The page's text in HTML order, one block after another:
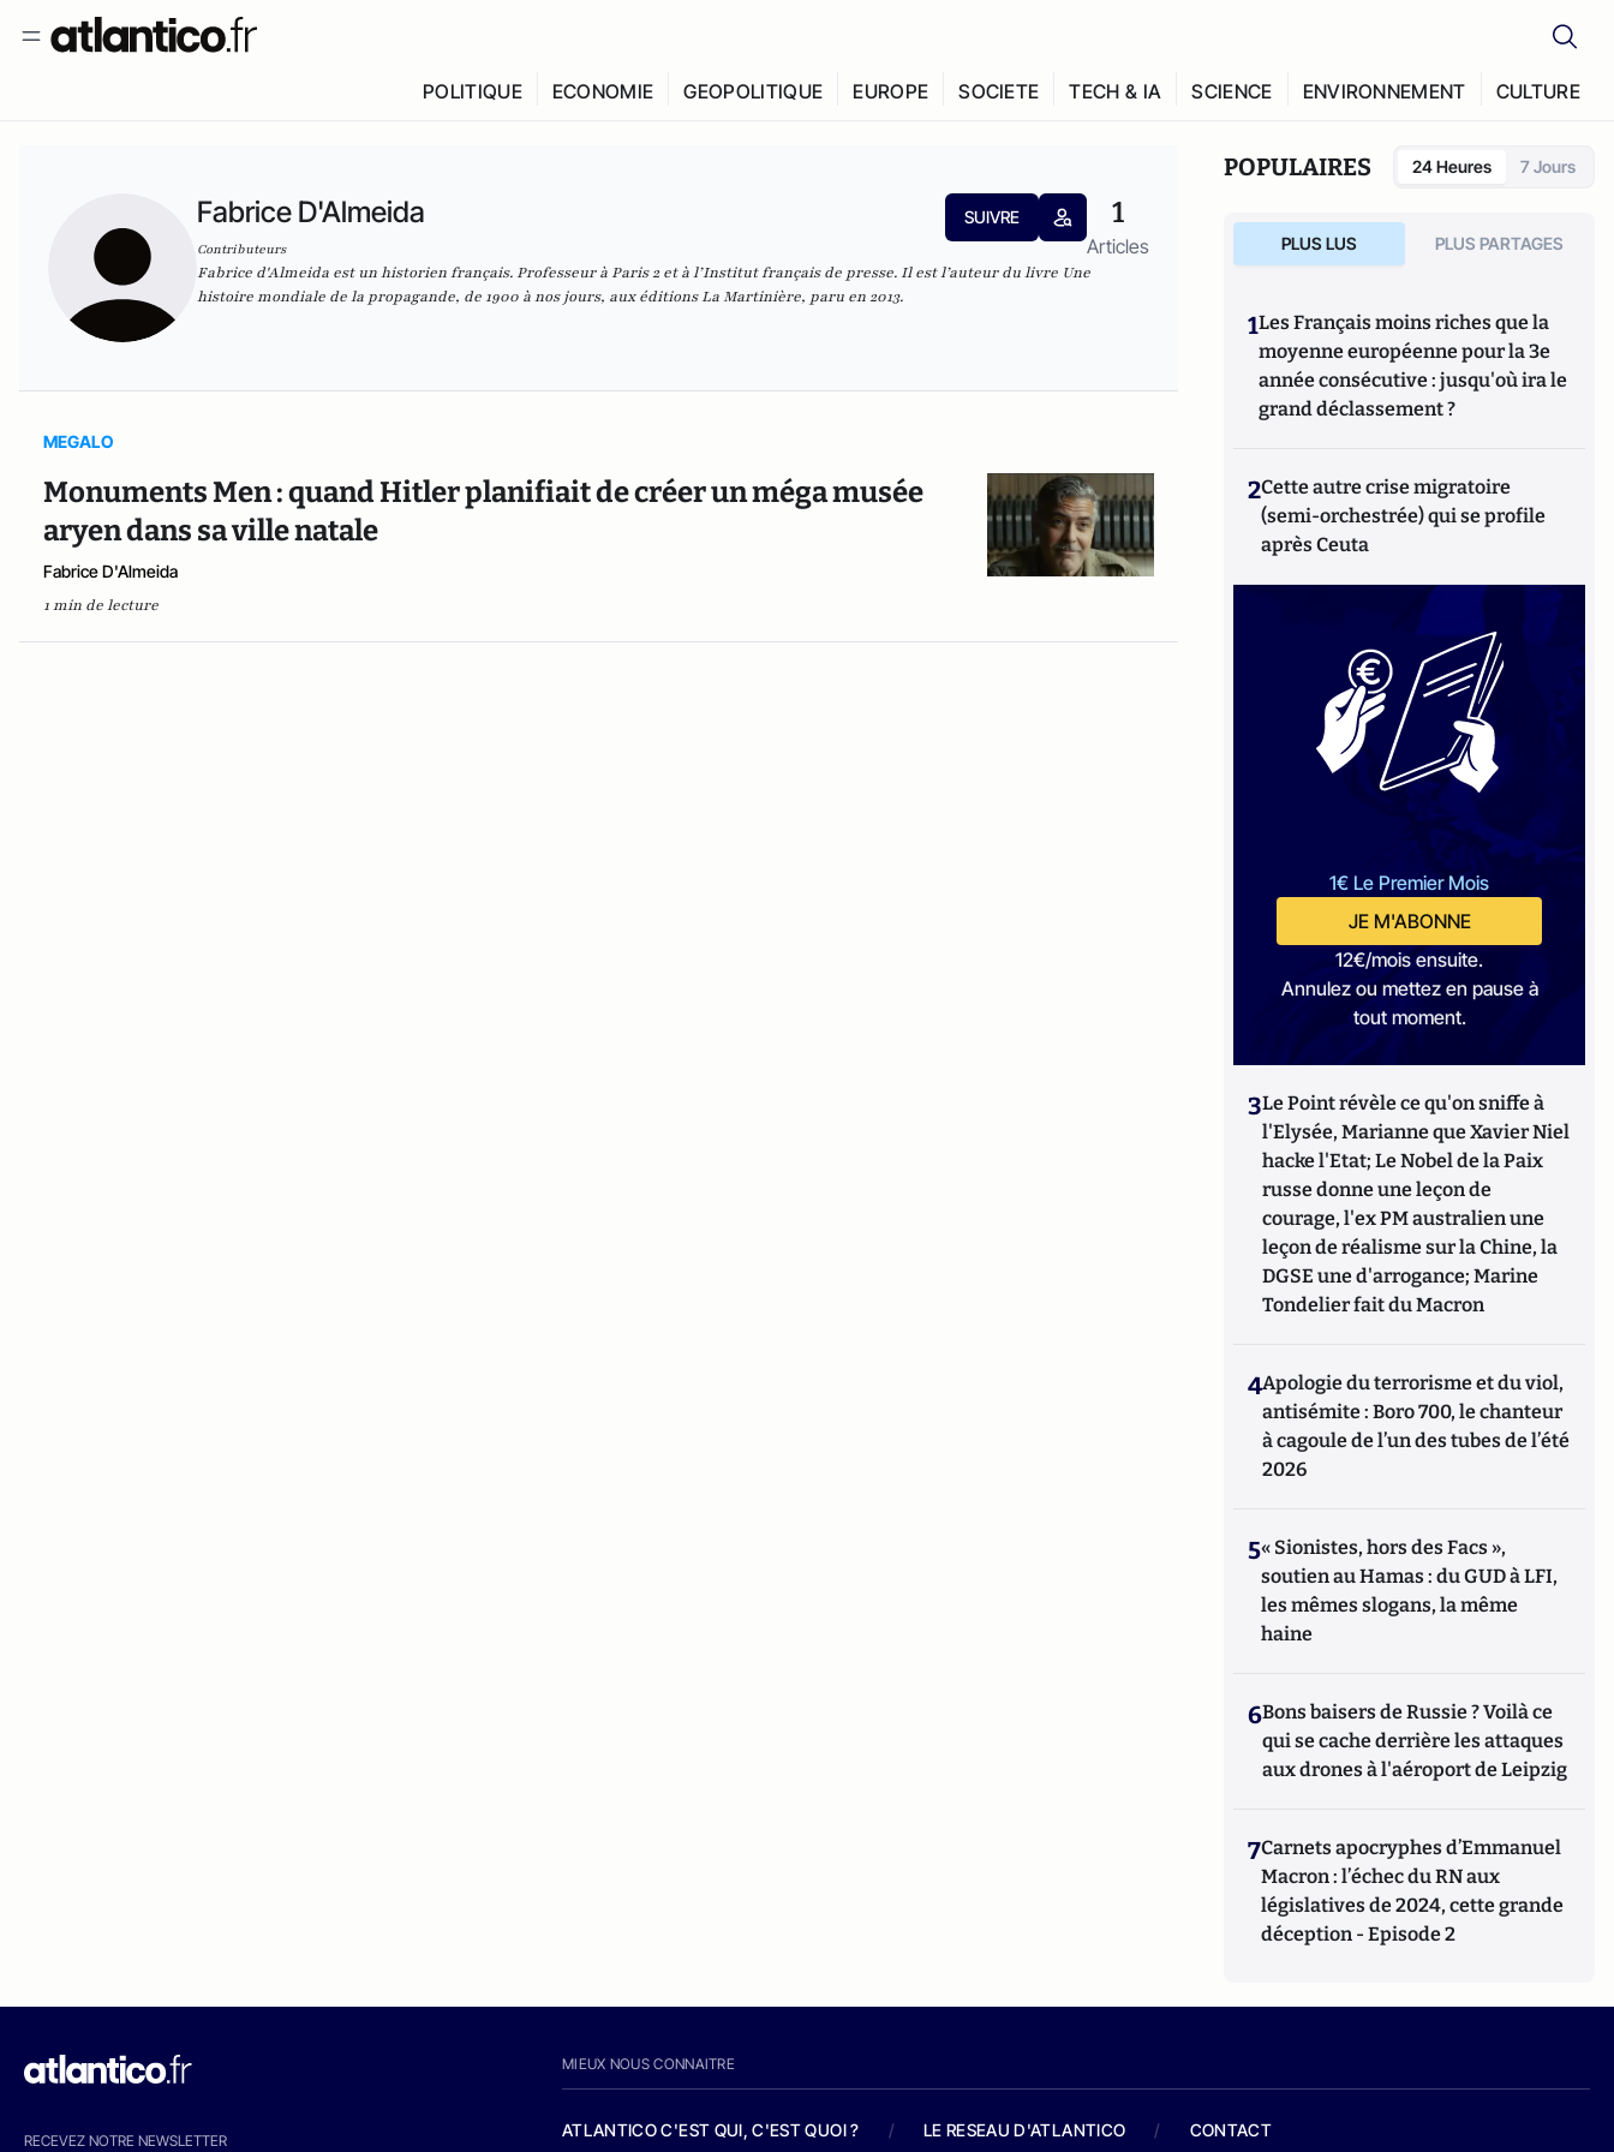
POLITIQUE ECONOMIE GEOPOLITIQUE EUROPE SOCIETE TECH & IA SCIENCE ENVIRONNEMENT CULTURE
Fabrice D'Almeida
Contributeurs
SUIVRE 1
Articles
Fabrice d'Almeida est un historien français. Professeur à Paris 2 et à l’Institut français de presse. Il est l’auteur du livre Une
histoiremondiale de la propagande, de 1900 à nos jours, aux éditions La Martinière, paru en 2013.
MEGALO
Monuments Men : quand Hitler planifiait de créer un méga musée
aryen dans sa ville natale
Fabrice D'Almeida
1 min de lecture
POPULAIRES 24 Heures 7 Jours
PLUS LUS PLUS PARTAGES
1Les Français moins riches que la
moyenne européenne pour la 3e
année consécutive : jusqu'où ira le
grand déclassement ?
2Cette autre crise migratoire
(semi-orchestrée) qui se profile
après Ceuta
1€ Le Premier Mois
JE M'ABONNE
12€/mois ensuite.
Annulez ou mettez en pause à
tout moment.
3Le Point révèle ce qu'on sniffe à
l'Elysée, Marianne que Xavier Niel
hacke l'Etat; Le Nobel de la Paix
russe donne une leçon de
courage, l'ex PM australien une
leçon de réalisme sur la Chine, la
DGSE une d'arrogance; Marine
Tondelier fait du Macron
4Apologie du terrorisme et du viol,
antisémite : Boro 700, le chanteur
à cagoule de l’un des tubes de l’été
2026
5« Sionistes, hors des Facs »,
soutien au Hamas : du GUD à LFI,
les mêmes slogans, la même
haine
6Bons baisers de Russie ? Voilà ce
qui se cache derrière les attaques
aux drones à l'aéroport de Leipzig
7Carnets apocryphes d’Emmanuel
Macron : l’échec du RN aux
législatives de 2024, cette grande
déception - Episode 2
RECEVEZ NOTRE NEWSLETTER
MIEUX NOUS CONNAITRE
ATLANTICO C'EST QUI, C'EST QUOI ? / LE RESEAU D'ATLANTICO / CONTACT